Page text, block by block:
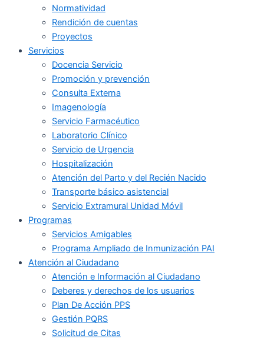
Normatividad
Rendición de cuentas
Proyectos
Servicios
Docencia Servicio
Promoción y prevención
Consulta Externa
Imagenología
Servicio Farmacéutico
Laboratorio Clínico
Servicio de Urgencia
Hospitalización
Atención del Parto y del Recién Nacido
Transporte básico asistencial
Servicio Extramural Unidad Móvil
Programas
Servicios Amigables
Programa Ampliado de Inmunización PAI
Atención al Ciudadano
Atención e Información al Ciudadano
Deberes y derechos de los usuarios
Plan De Acción PPS
Gestión PQRS
Solicitud de Citas